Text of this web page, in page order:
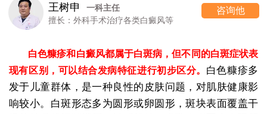
王树申
一科主任
擅长：外科手术治疗各类白癜风等
咨询他
白色糠疹和白癜风都属于白斑病，但不同的白斑症状表
现有区别，可以结合发病特征进行初步区分。 白色糠疹多
发于儿童群体，是一种良性的皮肤问题，对肌肤健康影
响较小。白斑形态多为圆形或卵圆形，斑块表面覆盖干